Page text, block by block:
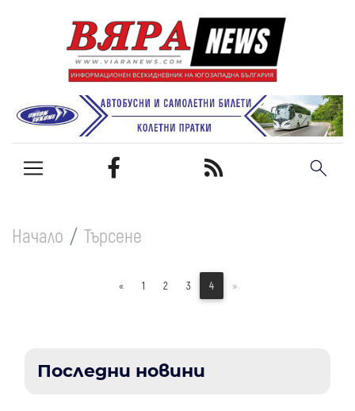
Начало Търсене
« 1 2 3 4 »
Последни новини